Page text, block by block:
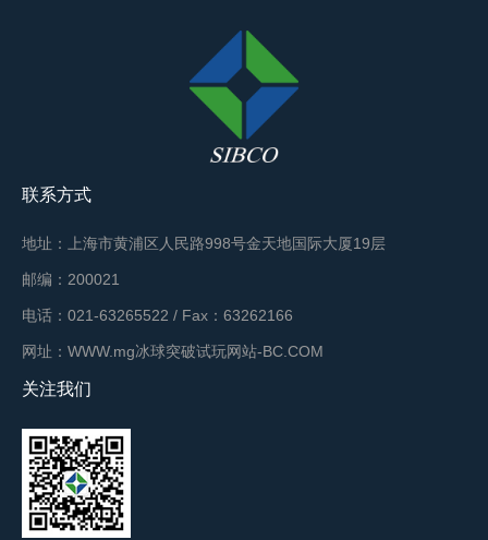
联系方式
地址：上海市黄浦区人民路998号金天地国际大厦19层
邮编：200021
电话：021-63265522 / Fax：63262166
网址：WWW.mg冰球突破试玩网站-BC.COM
关注我们